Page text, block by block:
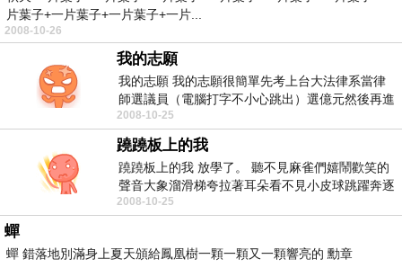
片葉子+一片葉子+一片葉子+一片...
2008-10-26
我的志願
我的志願 我的志願很簡單先考上台大法律系當律
師選議員（電腦打字不小心跳出）選億元然後再進
立法院罵人罵...
2008-10-25
蹺蹺板上的我
蹺蹺板上的我 放學了。 聽不見麻雀們嬉鬧歡笑的
聲音大象溜滑梯夸拉著耳朵看不見小皮球跳躍奔逐
的身影長頸...
2008-10-25
蟬
蟬 錯落地別滿身上夏天頒給鳳凰樹一顆一顆又一顆響亮的 勳章